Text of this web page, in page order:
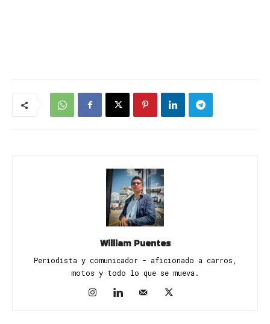
William Puentes
Periodista y comunicador - aficionado a carros,
motos y todo lo que se mueva.